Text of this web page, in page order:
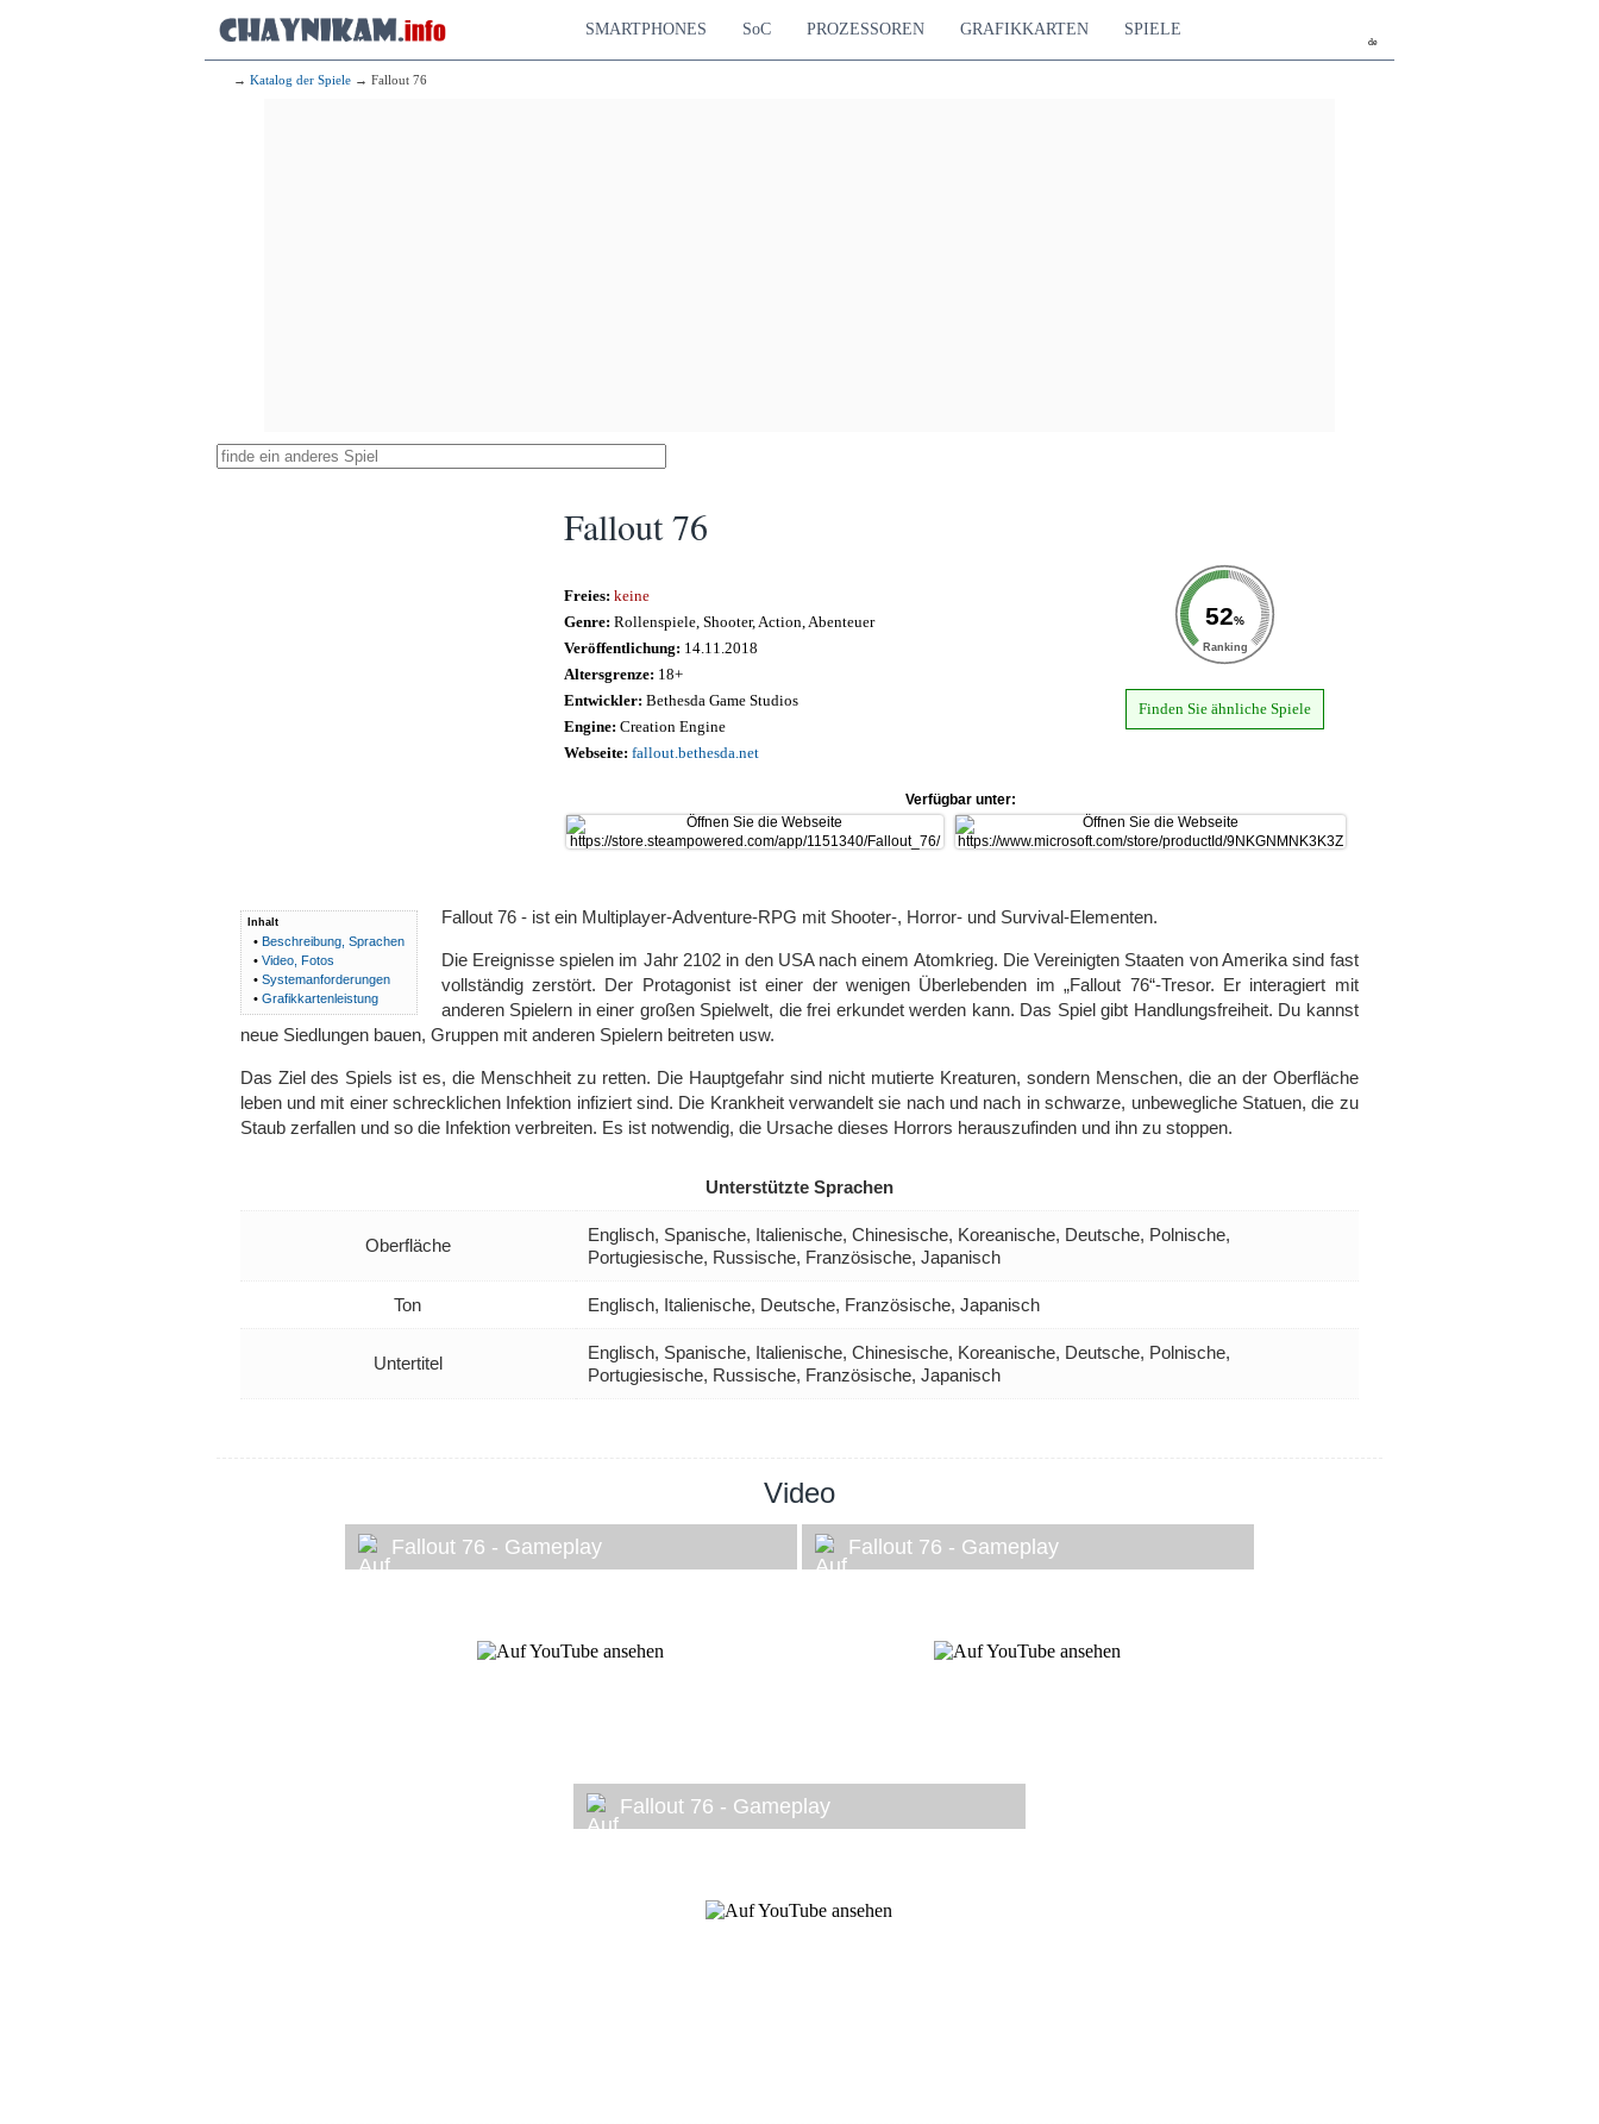
de
SMARTPHONES SoC PROZESSOREN GRAFIKKARTEN SPIELE
→ Katalog der Spiele → Fallout 76
Fallout 76
52%
Ranking
Finden Sie ähnliche Spiele
Freies: keine
Genre: Rollenspiele, Shooter, Action, Abenteuer
Veröffentlichung: 14.11.2018
Altersgrenze: 18+
Entwickler: Bethesda Game Studios
Engine: Creation Engine
Webseite: fallout.bethesda.net
Verfügbar unter:
Inhalt
• Beschreibung, Sprachen
• Video, Fotos
• Systemanforderungen
• Grafikkartenleistung
Fallout 76 - ist ein Multiplayer-Adventure-RPG mit Shooter-, Horror- und Survival-Elementen.
Die Ereignisse spielen im Jahr 2102 in den USA nach einem Atomkrieg. Die Vereinigten Staaten von Amerika sind fast
vollständig zerstört. Der Protagonist ist einer der wenigen Überlebenden im „Fallout 76“-Tresor. Er interagiert mit
anderen Spielern in einer großen Spielwelt, die frei erkundet werden kann. Das Spiel gibt Handlungsfreiheit. Du kannst
neue Siedlungen bauen, Gruppen mit anderen Spielern beitreten usw.
Das Ziel des Spiels ist es, die Menschheit zu retten. Die Hauptgefahr sind nicht mutierte Kreaturen, sondern Menschen, die an der Oberfläche
leben und mit einer schrecklichen Infektion infiziert sind. Die Krankheit verwandelt sie nach und nach in schwarze, unbewegliche Statuen, die zu
Staub zerfallen und so die Infektion verbreiten. Es ist notwendig, die Ursache dieses Horrors herauszufinden und ihn zu stoppen.
Unterstützte Sprachen
Oberfläche
Englisch, Spanische, Italienische, Chinesische, Koreanische, Deutsche, Polnische,
Portugiesische, Russische, Französische, Japanisch
Ton Englisch, Italienische, Deutsche, Französische, Japanisch
Untertitel
Englisch, Spanische, Italienische, Chinesische, Koreanische, Deutsche, Polnische,
Portugiesische, Russische, Französische, Japanisch
Video
Fallout 76 - Gameplay Fallout 76 - Gameplay
Fallout 76 - Gameplay